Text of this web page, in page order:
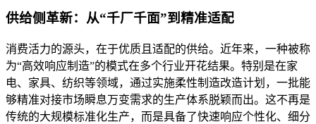
供给侧革新：从“千厂千面”到精准适配
消费活力的源头，在于优质且适配的供给。近年来，一种被称
为“高效响应制造”的模式在多个行业开花结果。特别是在家
电、家具、纺织等领域，通过实施柔性制造改造计划，一批能
够精准对接市场瞬息万变需求的生产体系脱颖而出。这不再是
传统的大规模标准化生产，而是具备了快速响应个性化、细分